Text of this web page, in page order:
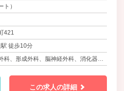
子育て中の職員にも安心して子ども
を預けられる、院内24時間託児保
の病気に関しては看護休暇を利用
し、働く看護職仲間がお互いに「支
える・支えられる」関係で安心して
働ける環境を作っております。
）
421
徒歩10分
科、形成外科、脳神経外科、消化器内
チ科、麻酔科、肛門科、泌尿器科
この求人の詳細